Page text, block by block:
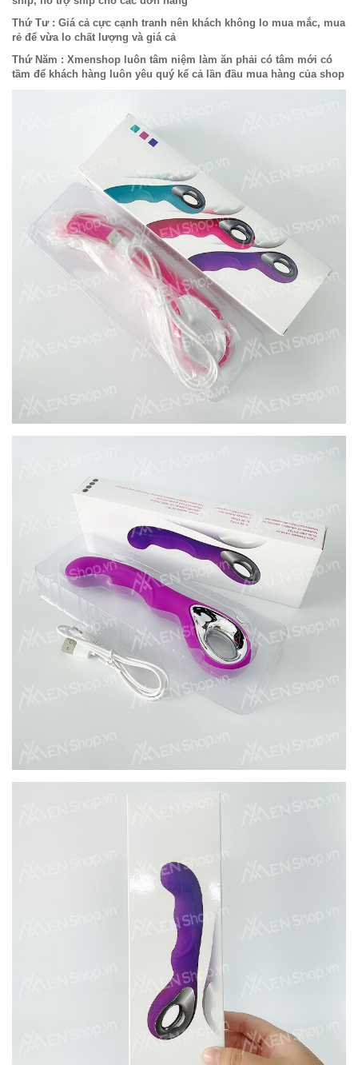
Thứ Tư : Giá cả cực cạnh tranh nên khách không lo mua mắc, mua
rẻ để vừa lo chất lượng và giá cả
Thứ Năm : Xmenshop luôn tâm niệm làm ăn phải có tâm mới có
tầm để khách hàng luôn yêu quý kể cả lần đầu mua hàng của shop